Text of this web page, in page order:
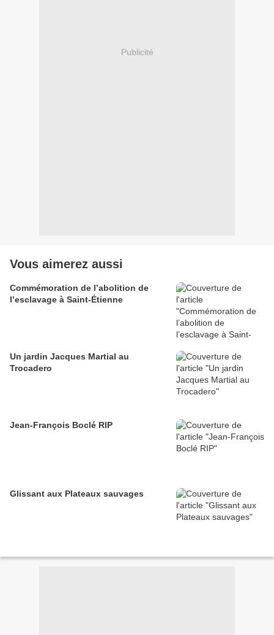
Publicité
Vous aimerez aussi
Commémoration de l’abolition de
l’esclavage à Saint-Étienne
Un jardin Jacques Martial au
Trocadero
Jean-François Boclé RIP
Glissant aux Plateaux sauvages